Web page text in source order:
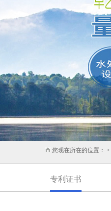
您现在所在的位置： >
专利证书